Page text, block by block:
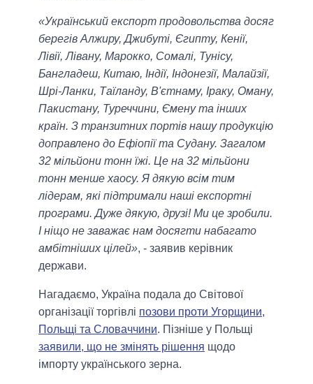
«Український експорт продовольства досяг
берегів Алжиру, Джибуті, Єгипту, Кенії,
Лівії, Лівану, Марокко, Сомалі, Тунісу,
Бангладеш, Китаю, Індії, Індонезії, Малайзії,
Шрі-Ланки, Таїланду, В'єтнаму, Іраку, Оману,
Пакистану, Туреччини, Ємену та інших
країн. З транзитних портів нашу продукцію
доправлено до Ефіопії та Судану. Загалом
32 мільйони тонн їжі. Це на 32 мільйони
тонн менше хаосу. Я дякую всім тим
лідерам, які підтримали наші експортні
програми. Дуже дякую, друзі! Ми це зробили.
І ніщо не заважає нам досягти набагато
амбітніших цілей», - заявив керівник
держави.
Нагадаємо, Україна подала до Світової
організації торгівлі позови проти Угорщини,
Польщі та Словаччини. Пізніше у Польщі
заявили, що не змінять рішення щодо
імпорту українського зерна.